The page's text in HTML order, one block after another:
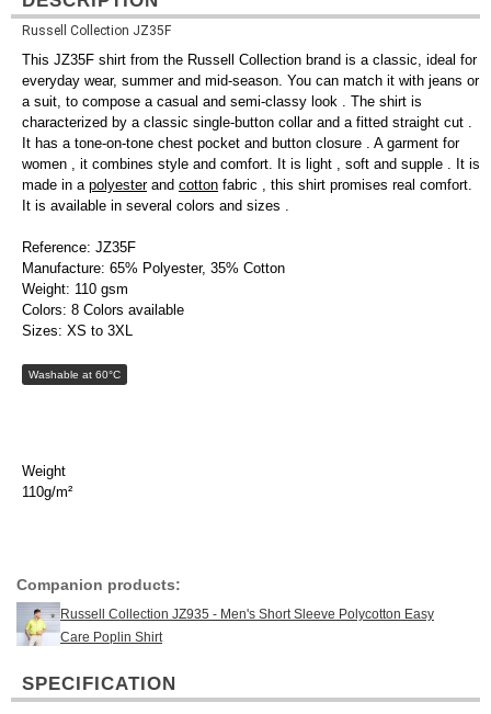
Russell Collection JZ35F
This JZ35F shirt from the Russell Collection brand is a classic, ideal for
everyday wear, summer and mid-season. You can match it with jeans or
a suit, to compose a casual and semi-classy look . The shirt is
characterized by a classic single-button collar and a fitted straight cut .
It has a tone-on-tone chest pocket and button closure . A garment for
women , it combines style and comfort. It is light , soft and supple . It is
made in a polyesterand cotton fabric , this shirt promises real comfort.
It is available in several colors and sizes .
Reference: JZ35F
Manufacture: 65% Polyester, 35% Cotton
Weight: 110 gsm
Colors: 8 Colors available
Sizes: XS to 3XL
Washable at 60°C
Weight
110g/m²
Companion products:
Russell Collection JZ935 - Men's Short Sleeve Polycotton Easy
Care Poplin Shirt
SPECIFICATION